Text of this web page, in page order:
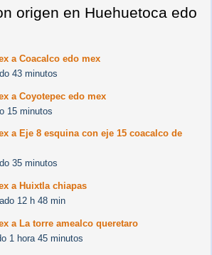
origen en Huehuetoca edo
a Coacalco edo mex
43 minutos
a Coyotepec edo mex
15 minutos
a Eje 8 esquina con eje 15 coacalco de
35 minutos
a Huixtla chiapas
12 h 48 min
a La torre amealco queretaro
1 hora 45 minutos